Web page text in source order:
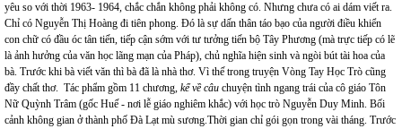
yêu so với thời 1963- 1964, chắc chắn không phải không có. Nhưng chưa có ai dám viết ra.
Chỉ có Nguyễn Thị Hoàng đi tiên phong. Đó là sự dấn thân táo bạo của người điều khiển
con chữ có đầu óc tân tiến, tiếp cận sớm với tư tưởng tiến bộ Tây Phương (mà trực tiếp có lẽ
là ảnh hưởng của văn học lãng mạn của Pháp), chủ nghĩa hiện sinh và ngòi bút tài hoa của
bà. Trước khi bà viết văn thì bà đã là nhà thơ. Vì thế trong truyện Vòng Tay Học Trò cũng
đầy chất thơ. Tác phẩm gồm 11 chương, kể về câu chuyện tình ngang trái của cô giáo Tôn
Nữ Quỳnh Trâm (gốc Huế - nơi lễ giáo nghiêm khắc) với học trò Nguyễn Duy Minh. Bối
cảnh không gian ở thành phố Đà Lạt mù sương.Thời gian chỉ gói gọn trong vài tháng. Trước